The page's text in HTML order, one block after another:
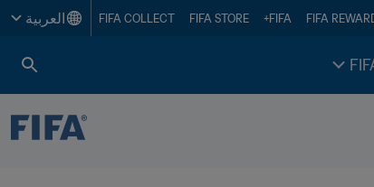
FIFA
FIFA+
FIFA STORE
FIFA COLLECT العربية